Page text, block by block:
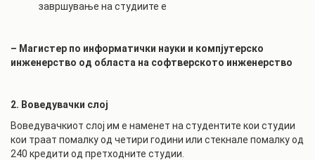
завршување на студиите е
– Магистер по информатички науки и компјутерско
инженерство од областа на софтверското инженерство
2. Воведувачки слој
Воведувачкиот слој им е наменет на студентите кои студии
кои траат помалку од четири години или стекнале помалку од
240 кредити од претходните студии.